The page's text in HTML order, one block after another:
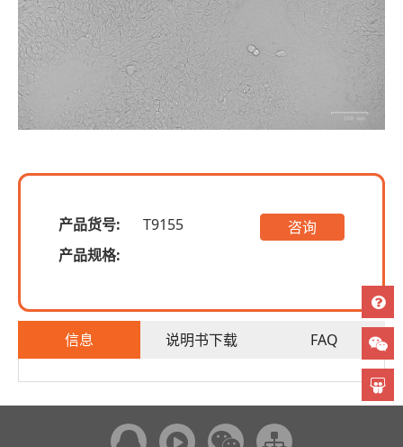
产品货号: T9155
咨询
产品规格:
信息 说明书下载 FAQ